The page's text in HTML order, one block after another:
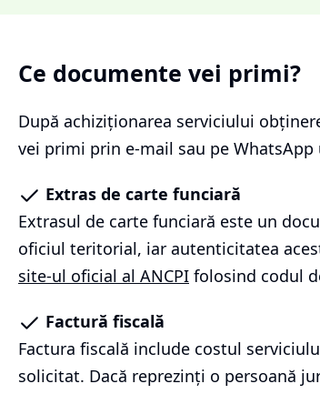
Ce documente vei primi?
După achiziționarea serviciului
vei primi prin e-mail sau pe
Extras de carte funciară
Extrasul de carte funciară este un
oficiul teritorial, iar autenticitatea
site-ul oficial al ANCPI folosind codul
Factură fiscală
Factura fiscală include costul
solicitat. Dacă reprezinți o persoană